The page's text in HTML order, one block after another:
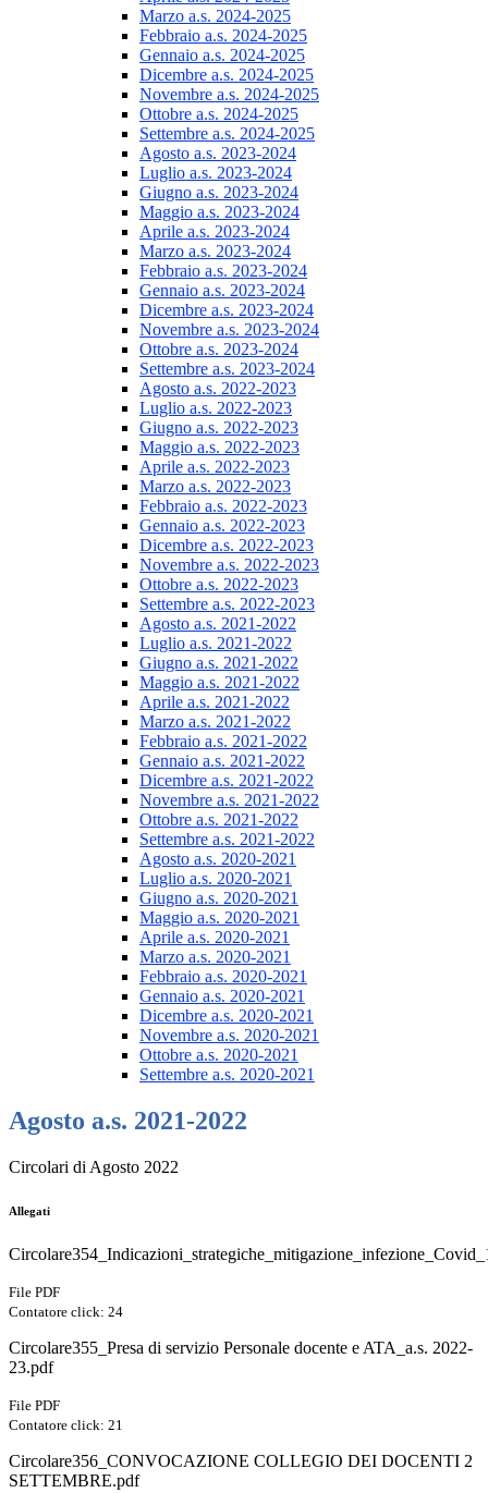
Marzo a.s. 2024-2025
Febbraio a.s. 2024-2025
Gennaio a.s. 2024-2025
Dicembre a.s. 2024-2025
Novembre a.s. 2024-2025
Ottobre a.s. 2024-2025
Settembre a.s. 2024-2025
Agosto a.s. 2023-2024
Luglio a.s. 2023-2024
Giugno a.s. 2023-2024
Maggio a.s. 2023-2024
Aprile a.s. 2023-2024
Marzo a.s. 2023-2024
Febbraio a.s. 2023-2024
Gennaio a.s. 2023-2024
Dicembre a.s. 2023-2024
Novembre a.s. 2023-2024
Ottobre a.s. 2023-2024
Settembre a.s. 2023-2024
Agosto a.s. 2022-2023
Luglio a.s. 2022-2023
Giugno a.s. 2022-2023
Maggio a.s. 2022-2023
Aprile a.s. 2022-2023
Marzo a.s. 2022-2023
Febbraio a.s. 2022-2023
Gennaio a.s. 2022-2023
Dicembre a.s. 2022-2023
Novembre a.s. 2022-2023
Ottobre a.s. 2022-2023
Settembre a.s. 2022-2023
Agosto a.s. 2021-2022
Luglio a.s. 2021-2022
Giugno a.s. 2021-2022
Maggio a.s. 2021-2022
Aprile a.s. 2021-2022
Marzo a.s. 2021-2022
Febbraio a.s. 2021-2022
Gennaio a.s. 2021-2022
Dicembre a.s. 2021-2022
Novembre a.s. 2021-2022
Ottobre a.s. 2021-2022
Settembre a.s. 2021-2022
Agosto a.s. 2020-2021
Luglio a.s. 2020-2021
Giugno a.s. 2020-2021
Maggio a.s. 2020-2021
Aprile a.s. 2020-2021
Marzo a.s. 2020-2021
Febbraio a.s. 2020-2021
Gennaio a.s. 2020-2021
Dicembre a.s. 2020-2021
Novembre a.s. 2020-2021
Ottobre a.s. 2020-2021
Settembre a.s. 2020-2021
Agosto a.s. 2021-2022
Circolari di Agosto 2022
Allegati
File PDF
Contatore click: 24
Circolare355_Presa di servizio Personale docente e ATA_a.s. 2022-
23.pdf
File PDF
Contatore click: 21
Circolare356_CONVOCAZIONE COLLEGIO DEI DOCENTI 2
SETTEMBRE.pdf